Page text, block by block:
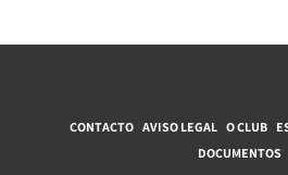
CONTACTO AVISO LEGAL O CLUB
DOCUMENTOS